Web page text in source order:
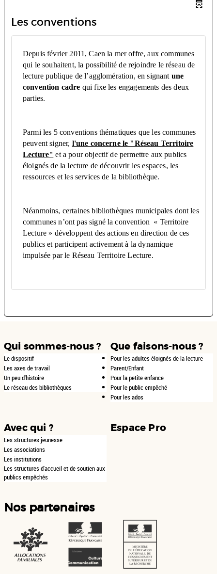
Les conventions
Depuis février 2011, Caen la mer offre, aux communes
qui le souhaitent, la possibilité de rejoindre le réseau de
lecture publique de l’agglomération, en signant une
convention cadre qui fixe les engagements des deux
parties.
Parmi les 5 conventions thématiques que les communes
peuvent signer, l'une concerne le "Réseau Territoire
Lecture" et a pour objectif de permettre aux publics
éloignés de la lecture de découvrir les espaces, les
ressources et les services de la bibliothèque.
Néanmoins, certaines bibliothèques municipales dont les
communes n’ont pas signé la convention « Territoire
Lecture » développent des actions en direction de ces
publics et participent activement à la dynamique
impulsée par le Réseau Territoire Lecture.
Qui sommes-nous ?
Le dispositif
Les axes de travail
Un peu d'histoire
Le réseau des bibliothèques
Que faisons-nous ?
Pour les adultes éloignés de la lecture
Parent/Enfant
Pour la petite enfance
Pour le public empêché
Pour les ados
Avec qui ?
Les structures jeunesse
Les associations
Les institutions
Les structures d'accueil et de soutien aux
publics empêchés
Espace Pro
Nos partenaires